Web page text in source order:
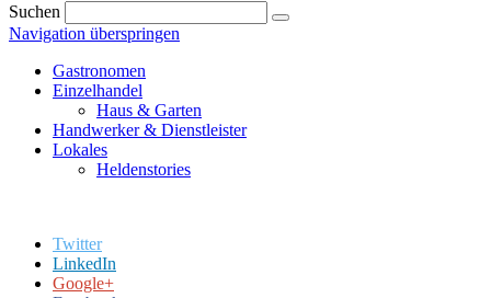
Suchen
Navigation überspringen
Gastronomen
Einzelhandel
Haus & Garten
Handwerker & Dienstleister
Lokales
Heldenstories
Twitter
LinkedIn
Google+